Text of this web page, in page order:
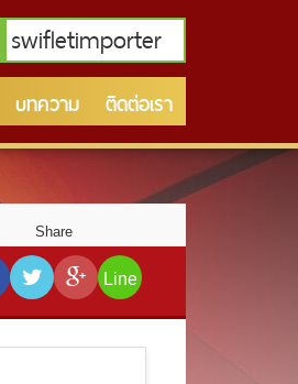
swifletimporter
บทความ ติดต่อเรา
Share
Line